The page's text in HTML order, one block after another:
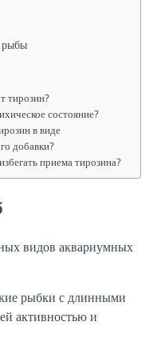
рыбы
тирозин?
состояние?
в виде
добавки?
приема тирозина?
видов аквариумных
рыбки с длинными
активностью и